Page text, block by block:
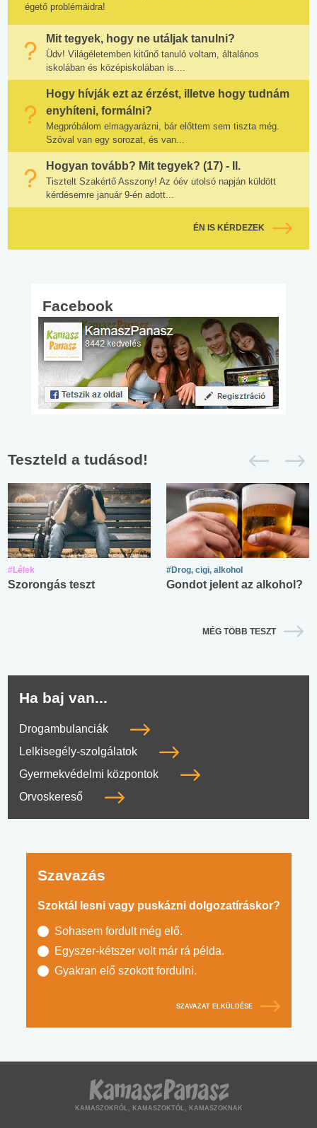
égető problémáidra!
Mit tegyek, hogy ne utáljak tanulni?
Üdv! Világéletemben kitűnő tanuló voltam, általános
iskolában és középiskolában is....
Hogy hívják ezt az érzést, illetve hogy tudnám
enyhíteni, formálni?
Megpróbálom elmagyarázni, bár előttem sem tiszta még.
Szóval van egy sorozat, és van...
Hogyan tovább? Mit tegyek? (17) - II.
Tisztelt Szakértő Asszony! Az óév utolsó napján küldött
kérdésemre január 9-én adott...
ÉN IS KÉRDEZEK
Facebook
Teszteld a tudásod!
#Lélek
Szorongás teszt
#Drog, cigi, alkohol
Gondot jelent az alkohol?
MÉG TÖBB TESZT
Ha baj van...
Drogambulanciák
Lelkisegély-szolgálatok
Gyermekvédelmi központok
Orvoskereső
Szavazás
Szoktál lesni vagy puskázni dolgozatíráskor?
Sohasem fordult még elő.
Egyszer-kétszer volt már rá példa.
Gyakran elő szokott fordulni.
SZAVAZAT ELKÜLDÉSE
KAMASZOKRÓL, KAMASZOKTÓL, KAMASZOKNAK